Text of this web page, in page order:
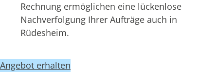
Rechnung ermöglichen eine lückenlose
Nachverfolgung Ihrer Aufträge auch in
Rüdesheim.
Angebot erhalten